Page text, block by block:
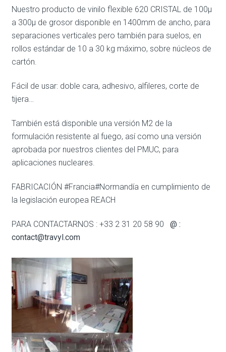
Nuestro producto de vinilo flexible 620 CRISTAL de 100µ
a 300µ de grosor disponible en 1400mm de ancho, para
separaciones verticales pero también para suelos, en
rollos estándar de 10 a 30 kg máximo, sobre núcleos de
cartón.
Fácil de usar: doble cara, adhesivo, alfileres, corte de
tijera…
También está disponible una versión M2 de la
formulación resistente al fuego, así como una versión
aprobada por nuestros clientes del PMUC, para
aplicaciones nucleares.
FABRICACIÓN #Francia#Normandía en cumplimiento de
la legislación europea REACH
PARA CONTACTARNOS : +33 2 31 20 58 90 @ :
contact@travyl.com